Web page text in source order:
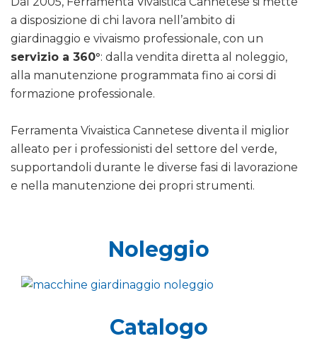
a disposizione di chi lavora nell’ambito di
giardinaggio e vivaismo professionale, con un
servizio a 360°: dalla vendita diretta al noleggio,
alla manutenzione programmata fino ai corsi di
formazione professionale.
Ferramenta Vivaistica Cannetese diventa il miglior
alleato per i professionisti del settore del verde,
supportandoli durante le diverse fasi di lavorazione
e nella manutenzione dei propri strumenti.
Noleggio
Catalogo